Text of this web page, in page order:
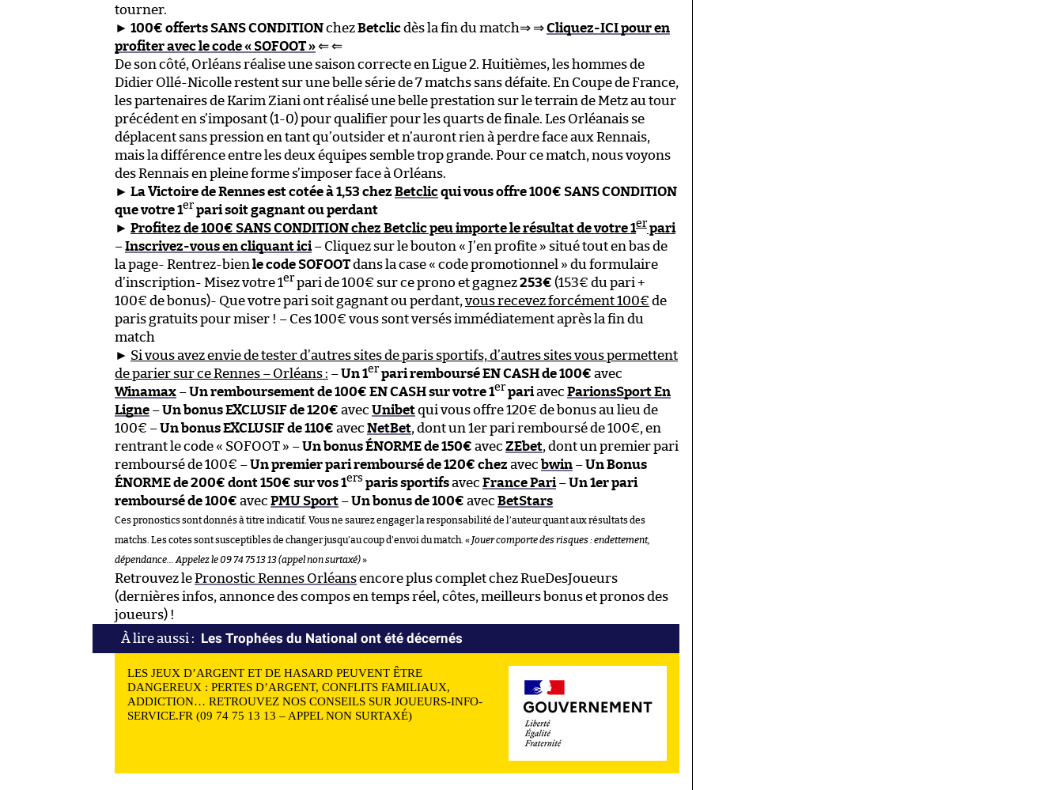
tourner.
► 100€ offerts SANS CONDITIONchezBetclicdès la fin du match⇒ ⇒Cliquez-ICI pour en
profiter avec le code « SOFOOT »⇐ ⇐
De son côté, Orléans réalise une saison correcte en Ligue 2. Huitièmes, les hommes de
Didier Ollé-Nicolle restent sur une belle série de 7 matchs sans défaite. En Coupe de France,
les partenaires de Karim Ziani ont réalisé une belle prestation sur le terrain de Metz au tour
précédent en s’imposant (1-0) pour qualifier pour les quarts de finale. Les Orléanais se
déplacent sans pression en tant qu’outsider et n’auront rien à perdre face aux Rennais,
mais la différence entre les deux équipes semble trop grande. Pour ce match, nous voyons
des Rennais en pleine forme s’imposer face à Orléans.
► La Victoire de Rennes est cotée à 1,53 chez Betclicqui vous offre 100€ SANS CONDITION
que votre 1er pari soit gagnant ou perdant
► Profitez de 100€ SANS CONDITION chez Betclic peu importe le résultat de votre 1er pari
–Inscrivez-vous en cliquant ici– Cliquez sur le bouton « J’en profite » situé tout en bas de
la page- Rentrez-bien le code SOFOOTdans la case « code promotionnel » du formulaire
d’inscription- Misez votre 1er pari de 100€ sur ce prono et gagnez253€ (153€ du pari +
100€ de bonus)- Que votre pari soit gagnant ou perdant, vous recevez forcément 100€ de
paris gratuits pour miser ! – Ces 100€ vous sont versés immédiatement après la fin du
match
► Si vous avez envie de tester d’autres sites de paris sportifs, d’autres sites vous permettent
de parier sur ce Rennes – Orléans : –Un 1er pari remboursé EN CASH de 100€ avec
Winamax –Un remboursement de 100€ EN CASH sur votre 1er pariavec ParionsSport En
Ligne –Un bonus EXCLUSIF de 120€ avec Unibetqui vous offre 120€ de bonus au lieu de
100€ –Un bonus EXCLUSIF de 110€ avec NetBet, dont un 1er pari remboursé de 100€, en
rentrant le code « SOFOOT » –Un bonus ÉNORME de 150€ avec ZEbet, dont un premier pari
remboursé de 100€ –Un premier pari remboursé de 120€ chez avec bwin –Un Bonus
ÉNORME de 200€ dont 150€ sur vos 1ers paris sportifsavec France Pari–Un 1er pari
remboursé de 100€ avec PMU Sport –Un bonus de 100€ avec BetStars
Ces pronostics sont donnés à titre indicatif. Vous ne saurez engager la responsabilité de l’auteur quant aux résultats des
matchs. Les cotes sont susceptibles de changer jusqu’au coup d’envoi du match. « Jouer comporte des risques : endettement,
dépendance… Appelez le 09 74 75 13 13 (appel non surtaxé)»
Retrouvez lePronostic Rennes Orléansencore plus complet chez RueDesJoueurs
(dernières infos, annonce des compos en temps réel, côtes, meilleurs bonus et pronos des
joueurs) !
Les Trophées du National ont été décernés
LES JEUX D’ARGENT ET DE HASARD PEUVENT ÊTRE
DANGEREUX : PERTES D’ARGENT, CONFLITS FAMILIAUX,
ADDICTION… RETROUVEZ NOS CONSEILS SUR JOUEURS-INFO-
SERVICE.FR (09 74 75 13 13 – APPEL NON SURTAXÉ)